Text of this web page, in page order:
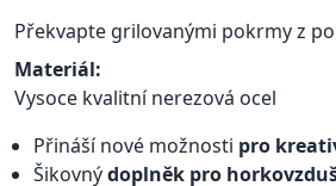
Překvapte grilovanými pokrmy z
Materiál:
Vysoce kvalitní nerezová ocel
Přináší nové možnosti pro
Šikovnýdoplněk pro